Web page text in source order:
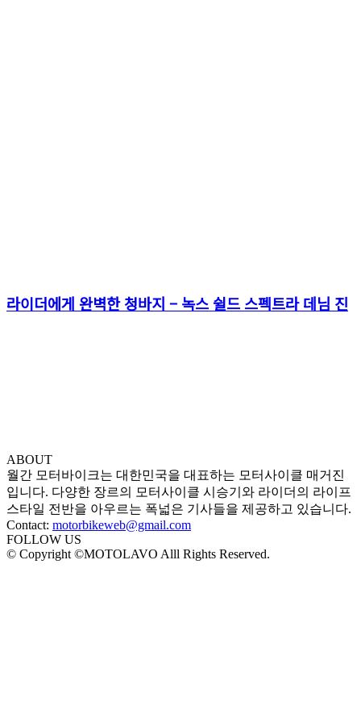
라이더에게 완벽한 청바지 – 녹스 쉴드 스펙트라 데님 진
ABOUT
월간 모터바이크는 대한민국을 대표하는 모터사이클 매거진
입니다. 다양한 장르의 모터사이클 시승기와 라이더의 라이프
스타일 전반을 아우르는 폭넓은 기사들을 제공하고 있습니다.
Contact: motorbikeweb@gmail.com
FOLLOW US
© Copyright ©MOTOLAVO Alll Rights Reserved.